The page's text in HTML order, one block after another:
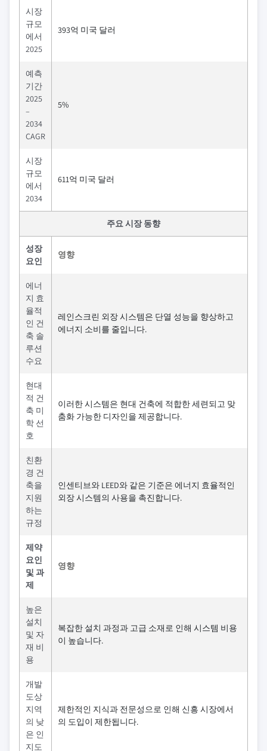
시장
규모
에서
2025
393억 미국 달러
예측
기간
2025
–
2034
CAGR
5%
시장
규모
에서
2034
611억 미국 달러
주요 시장 동향
성장
요인
영향
에너
지 효
율적
인 건
축 솔
루션
수요
레인스크린 외장 시스템은 단열 성능을 향상하고
에너지 소비를 줄입니다.
현대
적 건
축 미
학 선
호
이러한 시스템은 현대 건축에 적합한 세련되고 맞
춤화 가능한 디자인을 제공합니다.
친환
경 건
축을
지원
하는
규정
인센티브와 LEED와 같은 기준은 에너지 효율적인
외장 시스템의 사용을 촉진합니다.
제약
요인
및 과
제
영향
높은
설치
및 자
재 비
용
복잡한 설치 과정과 고급 소재로 인해 시스템 비용
이 높습니다.
개발
도상
지역
의 낮
은 인
지도
제한적인 지식과 전문성으로 인해 신흥 시장에서
의 도입이 제한됩니다.